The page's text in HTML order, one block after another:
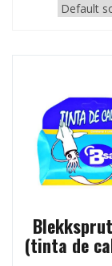
(tinta de